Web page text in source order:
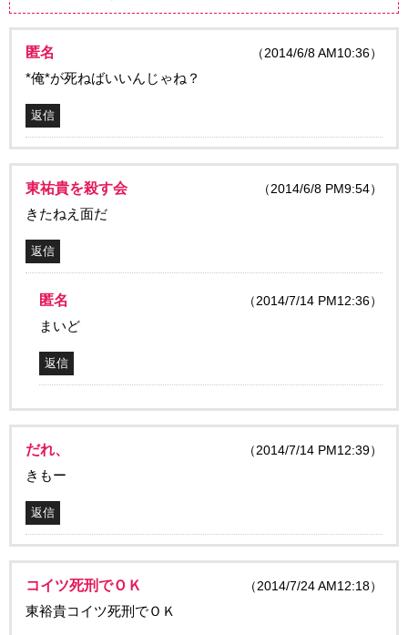
匿名 （2014/6/8 AM10:36）
*俺*が死ねばいいんじゃね？
返信
東祐貴を殺す会 （2014/6/8 PM9:54）
きたねえ面だ
返信
匿名 （2014/7/14 PM12:36）
まいど
返信
だれ、 （2014/7/14 PM12:39）
きもー
返信
コイツ死刑でＯＫ （2014/7/24 AM12:18）
東裕貴コイツ死刑でＯＫ